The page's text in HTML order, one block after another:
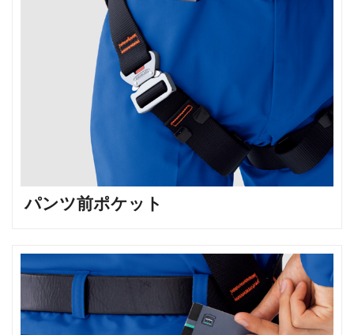
パンツ前ポケット